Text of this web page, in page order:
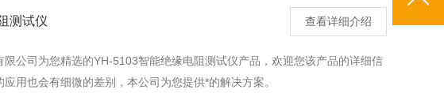
测试仪 查看详细介绍
限公司为您精选的YH-5103智能绝缘电阻测试仪产品，欢迎您该产品的详细信
用也会有细微的差别，本公司为您提供*的解决方案。